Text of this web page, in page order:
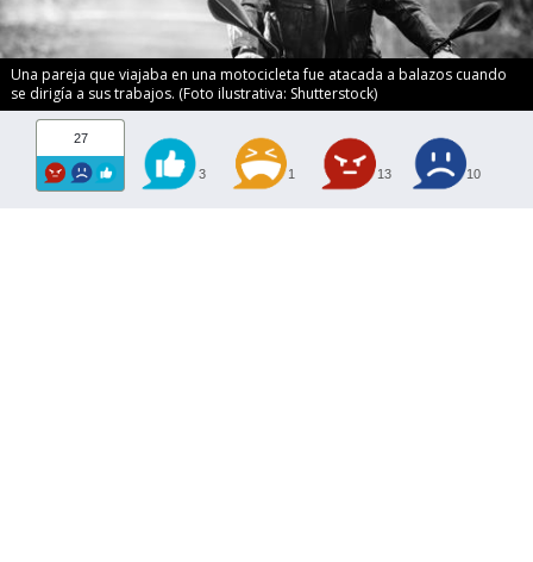
Una pareja que viajaba en una motocicleta fue atacada a balazos cuando
se dirigía a sus trabajos. (Foto ilustrativa: Shutterstock)
27
3 1 13 10